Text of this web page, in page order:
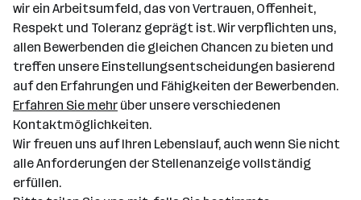
wir ein Arbeitsumfeld, das von Vertrauen, Offenheit,
Respekt und Toleranz geprägt ist. Wir verpflichten uns,
allen Bewerbenden die gleichen Chancen zu bieten und
treffen unsere Einstellungsentscheidungen basierend
auf den Erfahrungen und Fähigkeiten der Bewerbenden.
Erfahren Sie mehr über unsere verschiedenen
Kontaktmöglichkeiten.
Wir freuen uns auf Ihren Lebenslauf, auch wenn Sie nicht
alle Anforderungen der Stellenanzeige vollständig
erfüllen.